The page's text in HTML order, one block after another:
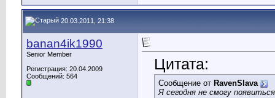
20.03.2011, 21:38
banan4ik1990
Senior Member
Регистрация: 20.04.2009
Сообщений: 564
Цитата:
Сообщение от RavenSlava
Я сегодня не смогу